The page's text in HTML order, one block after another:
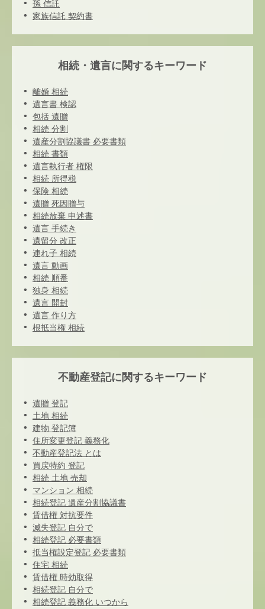
孫 信託
家族信託 契約書
相続・遺言に関するキーワード
離婚 相続
遺言書 検認
包括 遺贈
相続 分割
遺産分割協議書 必要書類
相続 書類
遺言執行者 権限
相続 所得税
保険 相続
遺贈 死因贈与
相続放棄 申述書
遺言 手続き
遺留分 改正
連れ子 相続
遺言 動画
相続 順番
独身 相続
遺言 開封
遺言 作り方
根抵当権 相続
不動産登記に関するキーワード
遺贈 登記
土地 相続
建物 登記簿
住所変更登記 義務化
不動産登記法 とは
買戻特約 登記
相続 土地 売却
マンション 相続
相続登記 遺産分割協議書
賃借権 対抗要件
滅失登記 自分で
相続登記 必要書類
抵当権設定登記 必要書類
住宅 相続
賃借権 時効取得
相続登記 自分で
相続登記 義務化 いつから